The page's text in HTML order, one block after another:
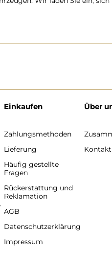
Einkaufen
Zahlungsmethoden
Lieferung
Häufig gestellte
Fragen
Rückerstattung und
Reklamation
AGB
Datenschutzerklärung
Impressum
Über
Kontakt